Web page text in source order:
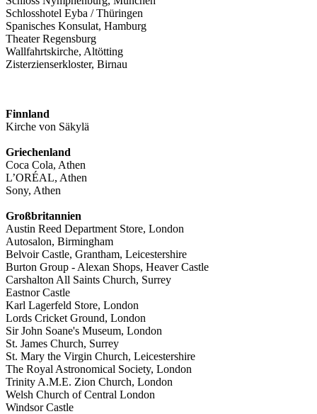
Schlosshotel Eyba / Thüringen
Spanisches Konsulat, Hamburg
Theater Regensburg
Wallfahrtskirche, Altötting
Zisterzienserkloster, Birnau
Finnland
Kirche von Säkylä
Griechenland
Coca Cola, Athen
L’ORÉAL, Athen
Sony, Athen
Großbritannien
Austin Reed Department Store, London
Autosalon, Birmingham
Belvoir Castle, Grantham, Leicestershire
Burton Group - Alexan Shops, Heaver Castle
Carshalton All Saints Church, Surrey
Eastnor Castle
Karl Lagerfeld Store, London
Lords Cricket Ground, London
Sir John Soane's Museum, London
St. James Church, Surrey
St. Mary the Virgin Church, Leicestershire
The Royal Astronomical Society, London
Trinity A.M.E. Zion Church, London
Welsh Church of Central London
Windsor Castle